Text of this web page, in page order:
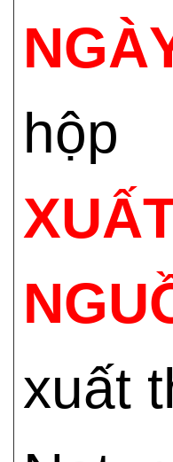
hộp
xuất